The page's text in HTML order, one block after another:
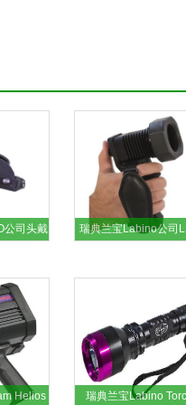
公司头戴
瑞典兰宝Labino公司
Helios 瑞典兰宝Labino